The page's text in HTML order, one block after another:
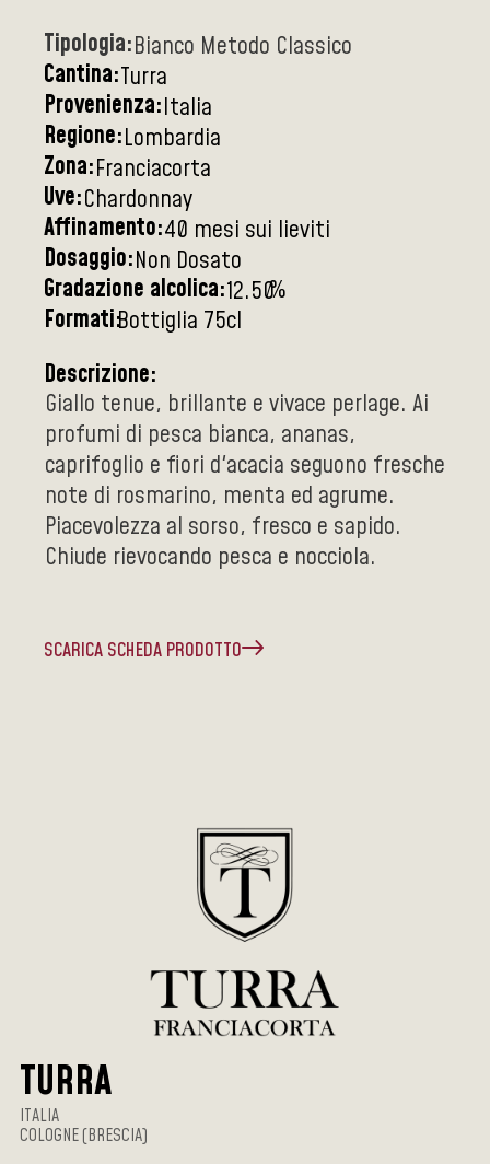
Tipologia:Bianco Metodo Classico
Cantina:Turra
Provenienza:Italia
Regione:Lombardia
Zona:Franciacorta
Uve:Chardonnay
Affinamento:40 mesi sui lieviti
Dosaggio:Non Dosato
Gradazione alcolica:12.50%
Formati:Bottiglia 75cl
Descrizione:
Giallo tenue, brillante e vivace perlage. Ai
profumi di pesca bianca, ananas,
caprifoglio e fiori d'acacia seguono fresche
note di rosmarino, menta ed agrume.
Piacevolezza al sorso, fresco e sapido.
Chiude rievocando pesca e nocciola.
SCARICA SCHEDA PRODOTTO
TURRA
ITALIA
COLOGNE (BRESCIA)